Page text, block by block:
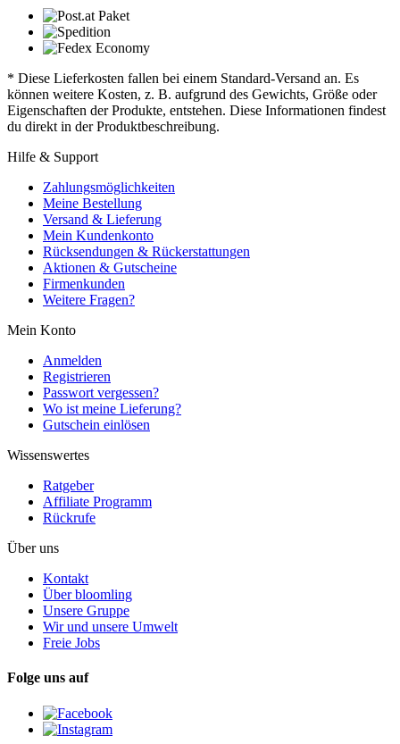
* Diese Lieferkosten fallen bei einem Standard-Versand an. Es
können weitere Kosten, z. B. aufgrund des Gewichts, Größe oder
Eigenschaften der Produkte, entstehen. Diese Informationen findest
du direkt in der Produktbeschreibung.
Hilfe & Support
Zahlungsmöglichkeiten
Meine Bestellung
Versand & Lieferung
Mein Kundenkonto
Rücksendungen & Rückerstattungen
Aktionen & Gutscheine
Firmenkunden
Weitere Fragen?
Mein Konto
Anmelden
Registrieren
Passwort vergessen?
Wo ist meine Lieferung?
Gutschein einlösen
Wissenswertes
Ratgeber
Affiliate Programm
Rückrufe
Über uns
Kontakt
Über bloomling
Unsere Gruppe
Wir und unsere Umwelt
Freie Jobs
Folge uns auf